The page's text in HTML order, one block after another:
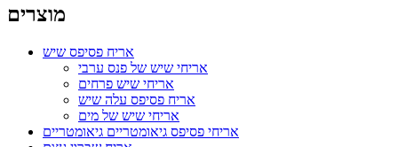
מוצרים
אריח פסיפס שיש
אריחי שיש של פנס ערבי
אריחי שיש פרחים
אריח פסיפס עלה שיש
אריחי שיש של מים
אריחי פסיפס גיאומטריים גיאומטריים